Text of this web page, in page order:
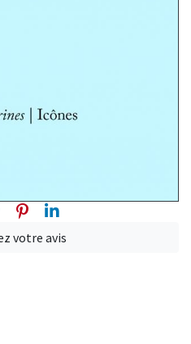
TwitterPinterest
Linkedin
votre avis